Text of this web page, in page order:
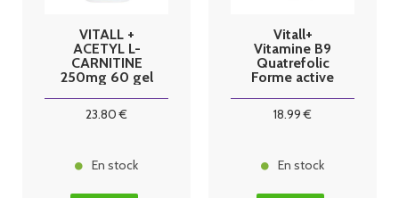
VITALL +
ACETYL L-
CARNITINE
250mg 60 gel
23.80 €
En stock
Vitall+
Vitamine B9
Quatrefolic
Forme active
18.99 €
En stock